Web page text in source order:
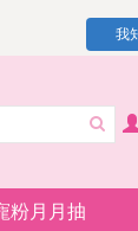
我
粉月月抽